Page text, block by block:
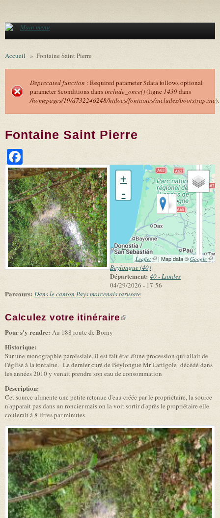
Main menu
Accueil » Fontaine Saint Pierre
Message d'erreur
Deprecated function : Required parameter $data follows optional
parameter $conditions dansinclude_once()(ligne 1439dans
/homepages/19/d732246248/htdocs/fontaines/includes/bootstrap.inc).
Fontaine Saint Pierre
+
-
Leaflet(link is external)
| Map data © Google(link
Beylongue (40)
Département: 40 - Landes
04/29/2026 - 17:56
Parcours: Dans le canton Pays morcenais tarusate
Calculez votre itinéraire(link is external)
Pour s'y rendre: Au 188 route de Borny
Historique:
Sur une monographie paroissiale, il est fait état d'une procession qui allait de
l'église à la fontaine. Le dernier curé de Beylongue Mr Lartigole décédé dans
les années 2010 y venait prendre son eau de consommation
Description:
Cet source alimente une petite retenue d'eau créée par le propriétaire, la source
n'apparait pas dans un roncier mais on la voit sortir d'après le propriétaire elle
coulerait à 8 litres par minutes